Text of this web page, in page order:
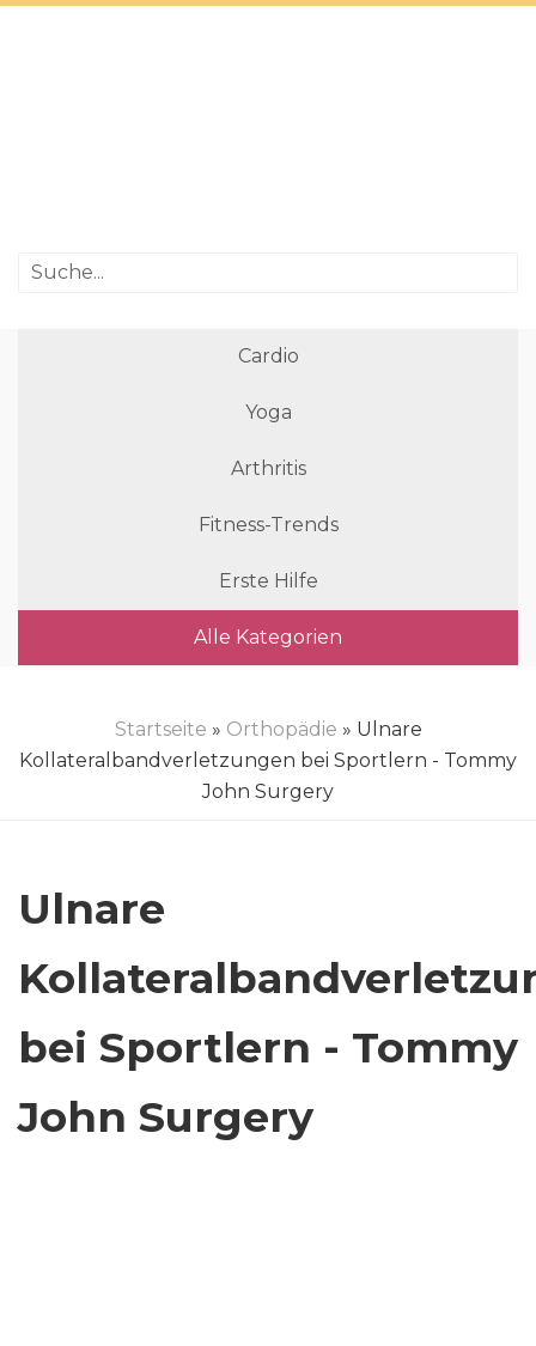
Cardio
Yoga
Arthritis
Fitness-Trends
Erste Hilfe
Alle Kategorien
Startseite » Orthopädie » Ulnare
Kollateralbandverletzungen bei Sportlern - Tommy
John Surgery
Ulnare
bei Sportlern - Tommy
John Surgery